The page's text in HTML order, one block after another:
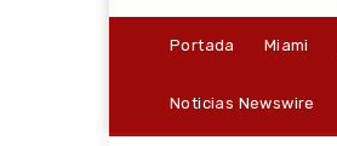
Portada Miami
Noticias Newswire